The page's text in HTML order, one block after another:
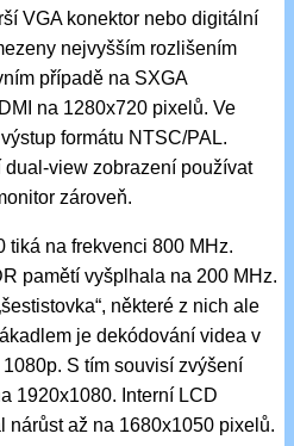
VGA konektor nebo digitální
nejvyšším rozlišením
případě na SXGA
na 1280x720 pixelů. Ve
formátu NTSC/PAL.
view zobrazení používat
zároveň.
tiká na frekvenci 800 MHz.
pamětí vyšplhala na 200 MHz.
některé z nich ale
je dekódování videa v
S tím souvisí zvýšení
1920x1080. Interní LCD
nárůst až na 1680x1050 pixelů.